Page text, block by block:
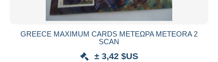
GREECE MAXIMUM CARDS ΜΕΤΕΩΡΑ METEORA 2
SCAN
± 3,42 $US